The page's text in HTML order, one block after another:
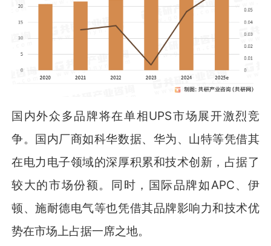
国内外众多品牌将在单相UPS市场展开激烈竞
争。国内厂商如科华数据、华为、山特等凭借其
在电力电子领域的深厚积累和技术创新，占据了
较大的市场份额。同时，国际品牌如APC、伊
顿、施耐德电气等也凭借其品牌影响力和技术优
势在市场上占据一席之地。